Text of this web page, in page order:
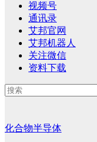
视频号
通讯录
艾邦官网
艾邦机器人
关注微信
资料下载
化合物半导体